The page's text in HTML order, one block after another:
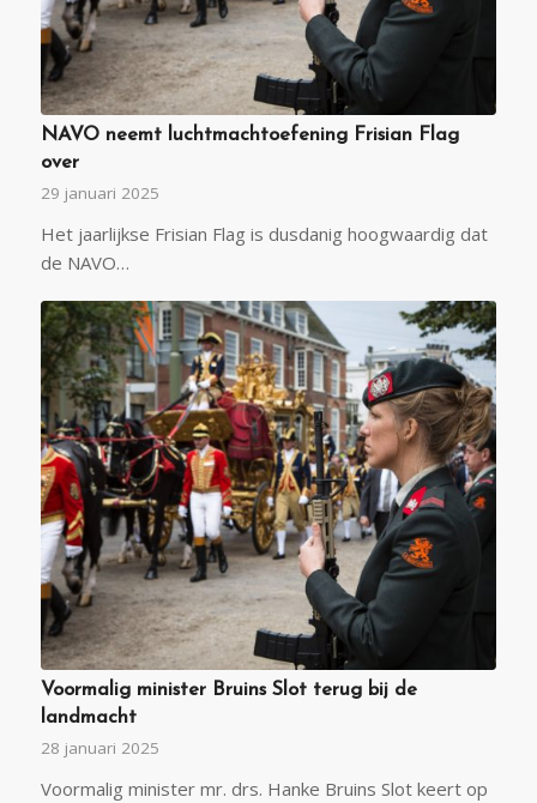
NAVO neemt luchtmachtoefening Frisian Flag
over
29 januari 2025
Het jaarlijkse Frisian Flag is dusdanig hoogwaardig dat
de NAVO…
Voormalig minister Bruins Slot terug bij de
landmacht
28 januari 2025
Voormalig minister mr. drs. Hanke Bruins Slot keert op